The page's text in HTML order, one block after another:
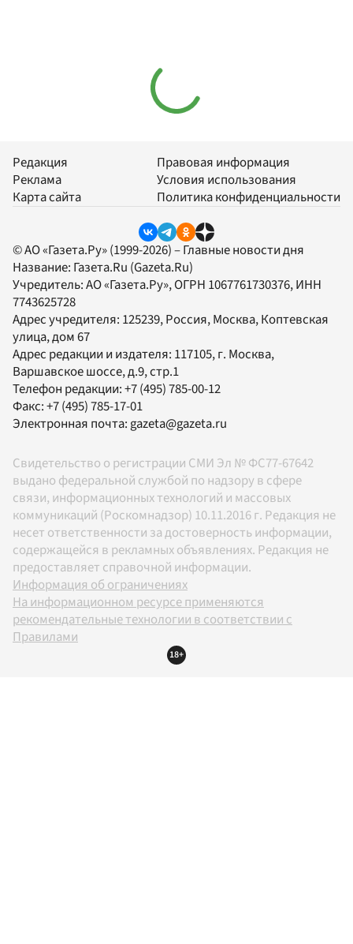
Редакция
Реклама
Карта сайта
Правовая информация
Условия использования
Политика конфиденциальности
© АО «Газета.Ру» (1999-2026) – Главные новости дня
Название: Газета.Ru (Gazeta.Ru)
Учредитель:АО «Газета.Ру», ОГРН 1067761730376, ИНН
7743625728
Адрес учредителя: 125239, Россия, Москва, Коптевская
улица, дом 67
Адрес редакции и издателя: 117105, г. Москва,
Варшавское шоссе, д.9, стр.1
Телефон редакции:+7 (495) 785-00-12
Факс:+7 (495) 785-17-01
Электронная почта: gazeta@gazeta.ru
Свидетельство о регистрации СМИ Эл № ФС77-67642
выдано федеральной службой по надзору в сфере
связи, информационных технологий и массовых
коммуникаций (Роскомнадзор) 10.11.2016 г. Редакция не
несет ответственности за достоверность информации,
содержащейся в рекламных объявлениях. Редакция не
предоставляет справочной информации.
Информация об ограничениях
На информационном ресурсе применяются
рекомендательные технологии в соответствии с
Правилами
18+